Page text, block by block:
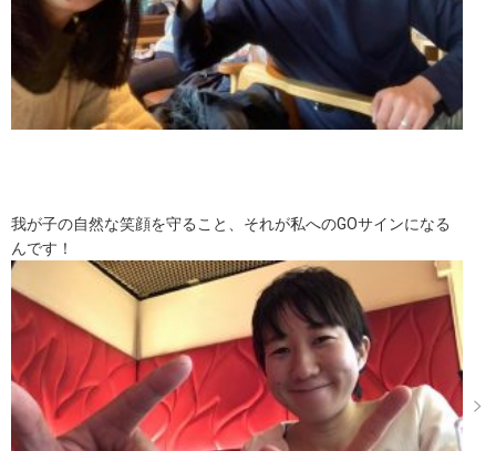
我が子の自然な笑顔を守ること、それが私へのGOサインになる
んです！